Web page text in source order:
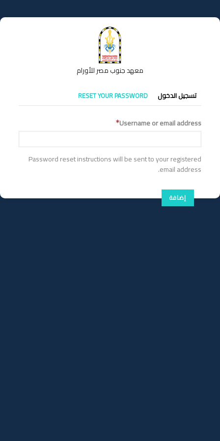
إلى
المحتوى
معهد جنوب مصر للأورام
التبويبات
الأساسية
تسجيل الدخول RESET YOUR PASSWORD
Username or email address
Password reset instructions will be sent to your registered
email address.